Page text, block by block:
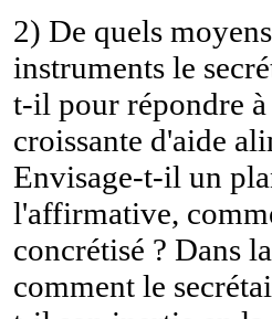
2) De quels
instruments le
t-il pour répondre à
croissante d'aide
Envisage-t-il un
l'affirmative,
concrétisé ? Dans
comment le